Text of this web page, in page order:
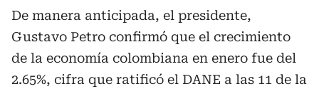
De manera anticipada, el presidente,
Gustavo Petro confirmó que el crecimiento
de la economía colombiana en enero fue del
2.65%, cifra que ratificó el DANE a las 11 de la